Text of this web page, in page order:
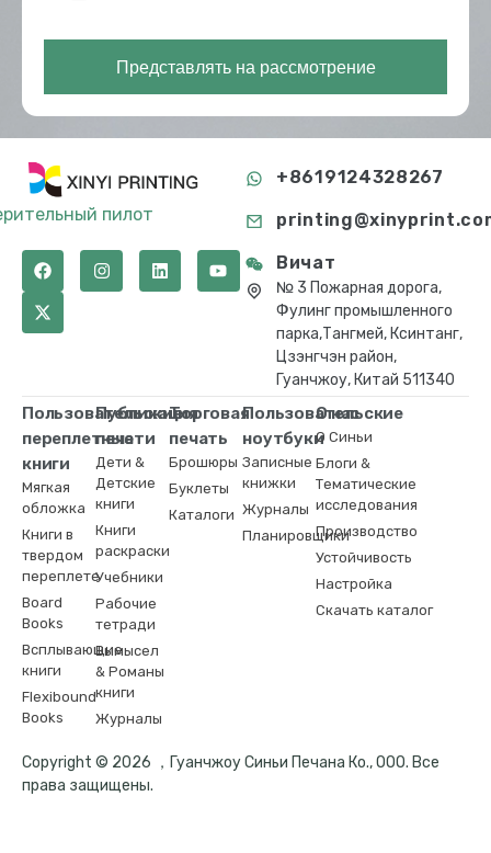
Представлять на рассмотрение
пилот
+8619124328267
Вичат
№ 3 Пожарная дорога,
Фулинг промышленного
парка,Тангмей, Ксинтанг,
Цзэнгчэн район,
Гуанчжоу, Китай 511340
Пользовательские
переплетные
книги
Мягкая
обложка
Книги в
твердом
переплете
Board
Books
Всплывающие
книги
Flexibound
Books
Публикация
печати
Дети &
Детские
книги
Книги
раскраски
Учебники
Рабочие
тетради
Вымысел
& Романы
книги
Журналы
Торговая
печать
Брошюры
Буклеты
Каталоги
Пользовательские
ноутбуки
Записные
книжки
Журналы
Планировщики
О нас
О Синьи
Блоги &
Тематические
исследования
Производство
Устойчивость
Настройка
Скачать каталог
Copyright © 2026 ，Гуанчжоу Синьи Печана Ко., ООО. Все
права защищены.